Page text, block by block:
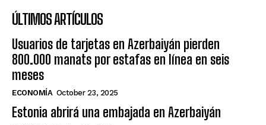
ÚLTIMOS ARTÍCULOS
Usuarios de tarjetas en Azerbaiyán pierden
800.000 manats por estafas en línea en seis
meses
ECONOMÍA October 23, 2025
Estonia abrirá una embajada en Azerbaiyán